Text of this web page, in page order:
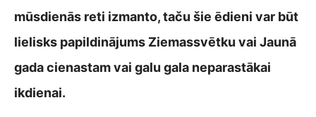
mūsdienās reti izmanto, taču šie ēdieni var būt
lielisks papildinājums Ziemassvētku vai Jaunā
gada cienastam vai galu gala neparastākai
ikdienai.